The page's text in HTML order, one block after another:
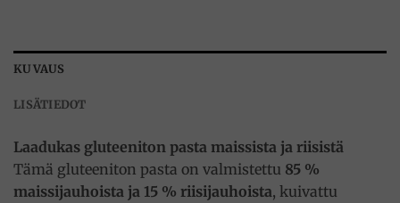
KUVAUS
LISÄTIEDOT
Laadukas gluteeniton pasta maissista ja riisistä
Tämä gluteeniton pasta on valmistettu 85 %
maissijauhoista ja 15 % riisijauhoista, kuivattu